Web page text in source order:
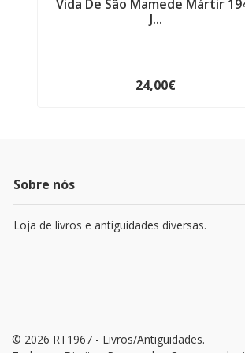
Vida De São Mamede Mártir
J...
24,00€
Sobre nós
Loja de livros e antiguidades diversas.
© 2026 RT1967 - Livros/Antiguidades.